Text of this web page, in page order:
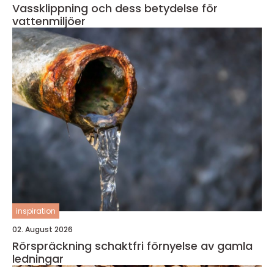
Vassklippning och dess betydelse för
vattenmiljöer
inspiration
02. August 2026
Rörspräckning schaktfri förnyelse av gamla
ledningar